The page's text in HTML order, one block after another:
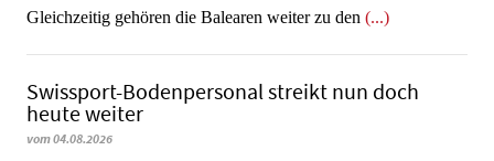
Gleichzeitig gehören die Balearen weiter zu den (...)
Swissport-Bodenpersonal streikt nun doch
heute weiter
vom 04.08.2026